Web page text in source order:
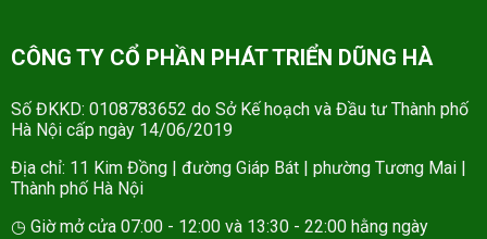
CÔNG TY CỔ PHẦN PHÁT TRIỂN DŨNG HÀ
Số ĐKKD: 0108783652 do Sở Kế hoạch và Đầu tư Thành phố
Hà Nội cấp ngày 14/06/2019
Địa chỉ: 11 Kim Đồng | đường Giáp Bát | phường Tương Mai |
Thành phố Hà Nội
◷ Giờ mở cửa 07:00 - 12:00 và 13:30 - 22:00 hằng ngày